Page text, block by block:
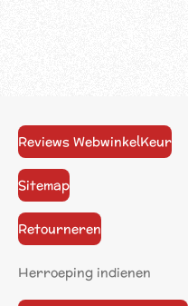
Reviews WebwinkelKeur
Sitemap
Retourneren
Herroeping indienen